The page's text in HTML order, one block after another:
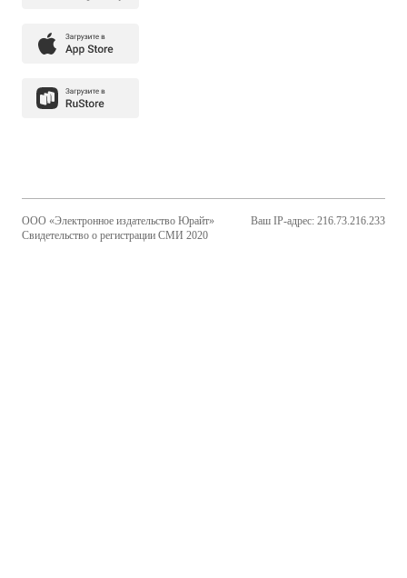
ООО «Электронное издательство Юрайт»
Свидетельство о регистрации СМИ 2020
Ваш IP-адрес: 216.73.216.233